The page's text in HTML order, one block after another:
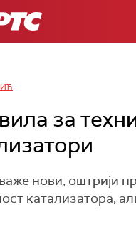
за
нови, оштрији
катализатора,